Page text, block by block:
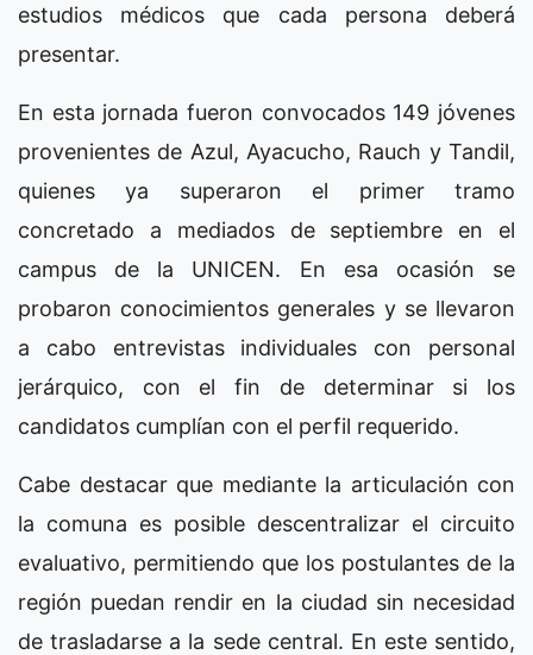
estudios médicos que cada persona deberá
presentar.
En esta jornada fueron convocados 149 jóvenes
provenientes de Azul, Ayacucho, Rauch y Tandil,
quienes ya superaron el primer tramo
concretado a mediados de septiembre en el
campus de la UNICEN. En esa ocasión se
probaron conocimientos generales y se llevaron
a cabo entrevistas individuales con personal
jerárquico, con el fin de determinar si los
candidatos cumplían con el perfil requerido.
Cabe destacar que mediante la articulación con
la comuna es posible descentralizar el circuito
evaluativo, permitiendo que los postulantes de la
región puedan rendir en la ciudad sin necesidad
de trasladarse a la sede central. En este sentido,